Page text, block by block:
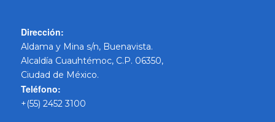
Dirección:
Aldama y Mina s/n, Buenavista.
Alcaldía Cuauhtémoc, C.P. 06350,
Ciudad de México.
Teléfono:
+(55) 2452 3100